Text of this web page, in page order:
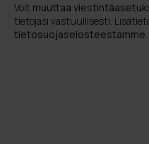
Voit muuttaa
tietojasi vastuullisesti.
tietosuojaselosteestamme.